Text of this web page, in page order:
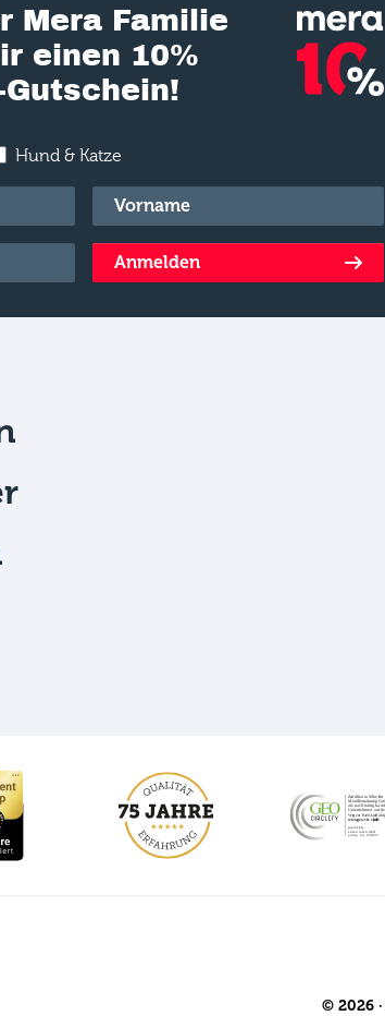
Mera Familie
einen 10%
Hund & Katze
Vorname*
Anmelden
© 2026